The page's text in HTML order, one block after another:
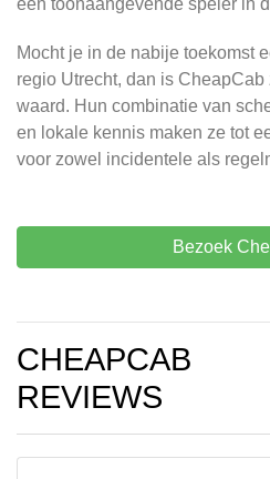
een toonaangevende speler in
Mocht je in de nabije toekomst
regio Utrecht, dan is
waard. Hun combinatie van
en lokale kennis maken ze tot
voor zowel incidentele als
Bezoek
CHEAPCAB
REVIEWS